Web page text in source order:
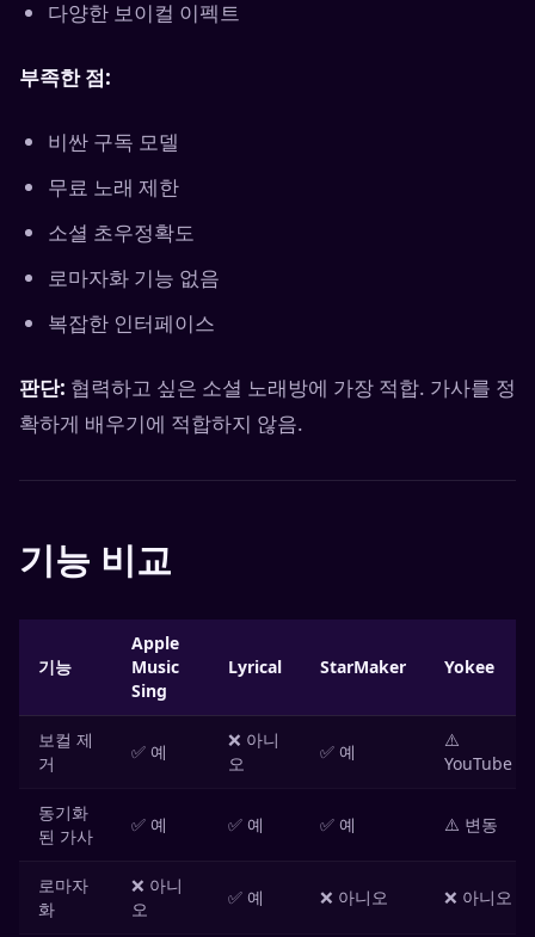
다양한 보이컬 이펙트
부족한 점:
비싼 구독 모델
무료 노래 제한
소셜 초우정확도
로마자화 기능 없음
복잡한 인터페이스
판단: 협력하고 싶은 소셜 노래방에 가장 적합. 가사를 정
확하게 배우기에 적합하지 않음.
기능 비교
기능
Apple
Music
Sing
Lyrical StarMaker Yokee
보컬 제
거
✅ 예
❌ 아니
오
✅ 예
⚠️
YouTube
동기화
된 가사
✅ 예 ✅ 예 ✅ 예 ⚠️ 변동
로마자
화
❌ 아니
오
✅ 예 ❌ 아니오 ❌ 아니오